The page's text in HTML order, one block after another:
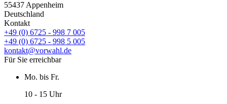
55437 Appenheim
Deutschland
Kontakt
+49 (0) 6725 - 998 7 005
+49 (0) 6725 - 998 5 005
kontakt@vorwahl.de
Für Sie erreichbar
Mo. bis Fr.
10 - 15 Uhr